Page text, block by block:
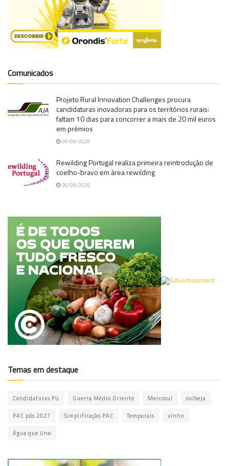
Comunicados
Projeto Rural Innovation Challenges procura
candidaturas inovadoras para os territórios rurais:
faltam 10 dias para concorrer a mais de 20 mil euros
em prémios
06/08/2026
Rewilding Portugal realiza primeira reintrodução de
coelho-bravo em área rewilding
06/08/2026
Temas em destaque
Candidaturas PU Guerra Médio Oriente Mercosul ovibeja
PAC pós 2027 Simplificação PAC Temporais vinho
Água que Une